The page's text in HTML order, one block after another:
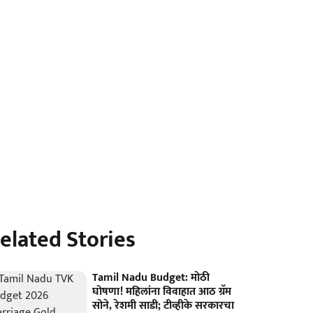
Stories
Tamil Nadu Budget: मोठी
घोषणा! महिलांना विवाहात आठ ग्रॅम
सोने, रेशमी साडी; टीव्हीके सरकारचा